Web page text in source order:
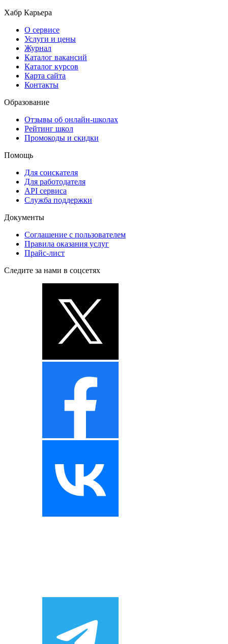
Хабр Карьера
О сервисе
Услуги и цены
Журнал
Каталог вакансий
Каталог курсов
Карта сайта
Контакты
Образование
Отзывы об онлайн-школах
Рейтинг школ
Промокоды и скидки
Помощь
Для соискателя
Для работодателя
API сервиса
Служба поддержки
Документы
Соглашение с пользователем
Правила оказания услуг
Прайс-лист
Следите за нами в соцсетях